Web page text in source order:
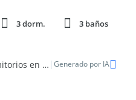
3 dorm.
3 baños
Venta de lujosa casa de 3 dormitorios en San Rafael, Punta del Este | Generado por IA